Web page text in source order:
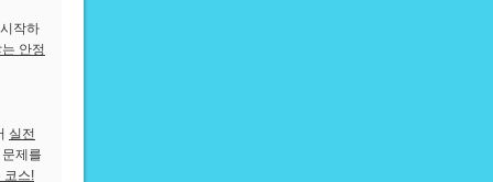
작하
안정
실전
제를
코스!